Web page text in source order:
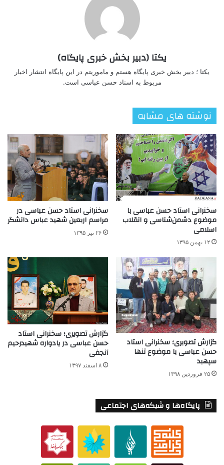
یکتا (دبیر بخش خبری پایگاه)
یکتا ؛ دبیر بخش خبری پایگاه هستم و ماموریتم در این پایگاه انتشار اخبار
مربوط به استاد حسن عباسی است.
نوشته های مشابه
سخنرانی استاد حسن عباسی با
موضوع دشمن‌شناسی و انقلاب
اسلامی
۱۲ بهمن ۱۳۹۵
سخنرانی استاد حسن عباسی در
مراسم اربعین شهید عباس دانشگر
۲۶ تیر ۱۳۹۵
گزارش تصویری؛ سخنرانی استاد
حسن عباسی با موضوع تنها
سپهبد
۲۵ فروردین ۱۳۹۸
گزارش تصویری؛ سخنرانی استاد
حسن عباسی در یادواره شهیدرحیم
آنجفی
۸ اسفند ۱۳۹۷
پایگاه‌ها و شبکه‌های اجتماعی